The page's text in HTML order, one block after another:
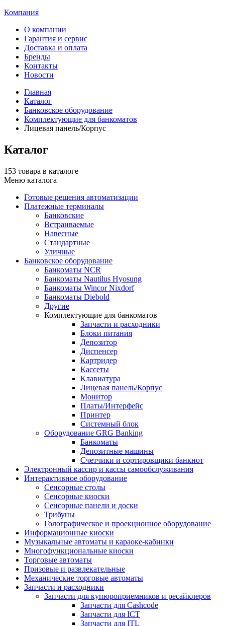
Компания
О компании
Гарантия и сервис
Доставка и оплата
Бренды
Контакты
Новости
Главная
Каталог
Банковское оборудование
Комплектующие для банкоматов
Лицевая панель/Корпус
Каталог
153 товара в каталоге
Меню каталога
Готовые решения автоматизации
Платежные терминалы
Банковские
Встраиваемые
Навесные
Стандартные
Уличные
Банковское оборудование
Банкоматы NCR
Банкоматы Nautilus Hyosung
Банкоматы Wincor Nixdorf
Банкоматы Diebold
Другие
Комплектующие для банкоматов
Запчасти и расходники
Блоки питания
Депозитор
Диспенсер
Картридер
Кассеты
Клавиатура
Лицевая панель/Корпус
Монитор
Платы/Интерфейс
Принтер
Системный блок
Оборудование GRG Banking
Банкоматы
Депозитные машины
Счетчики и сортировщики банкнот
Электронный кассир и кассы самообслуживания
Интерактивное оборудование
Сенсорные столы
Сенсорные киоски
Сенсорные панели и доски
Трибуны
Голографическое и проекционное оборудование
Информационные киоски
Музыкальные автоматы и караоке-кабинки
Многофункциональные киоски
Торговые автоматы
Призовые и развлекательные
Механические торговые автоматы
Запчасти и расходники
Запчасти для купюроприемников и ресайклеров
Запчасти для Cashcode
Запчасти для ICT
Запчасти для ITL